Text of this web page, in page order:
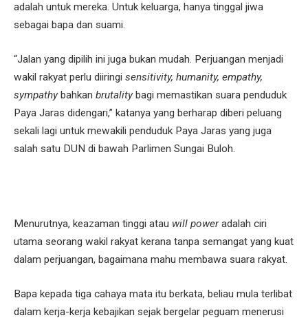
adalah untuk mereka. Untuk keluarga, hanya tinggal jiwa
sebagai bapa dan suami.
“Jalan yang dipilih ini juga bukan mudah. Perjuangan menjadi
wakil rakyat perlu diiringi sensitivity, humanity, empathy,
sympathybahkan brutalitybagi memastikan suara penduduk
Paya Jaras didengari,” katanya yang berharap diberi peluang
sekali lagi untuk mewakili penduduk Paya Jaras yang juga
salah satu DUN di bawah Parlimen Sungai Buloh.
Menurutnya, keazaman tinggi atau will poweradalah ciri
utama seorang wakil rakyat kerana tanpa semangat yang kuat
dalam perjuangan, bagaimana mahu membawa suara rakyat.
Bapa kepada tiga cahaya mata itu berkata, beliau mula terlibat
dalam kerja-kerja kebajikan sejak bergelar peguam menerusi